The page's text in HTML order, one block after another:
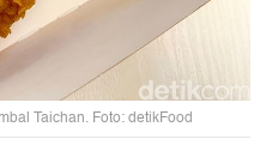
Taichan. Foto: detikFood